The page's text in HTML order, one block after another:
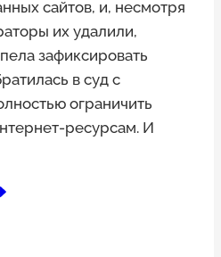
сайтов, и, несмотря
их удалили,
зафиксировать
в суд с
ограничить
ресурсам. И